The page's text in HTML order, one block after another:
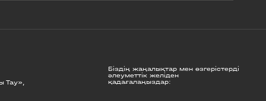
Тау»,
Біздің жаңалықтар мен өзгерістерді
әлеуметтік желіден
қадағалаңыздар: